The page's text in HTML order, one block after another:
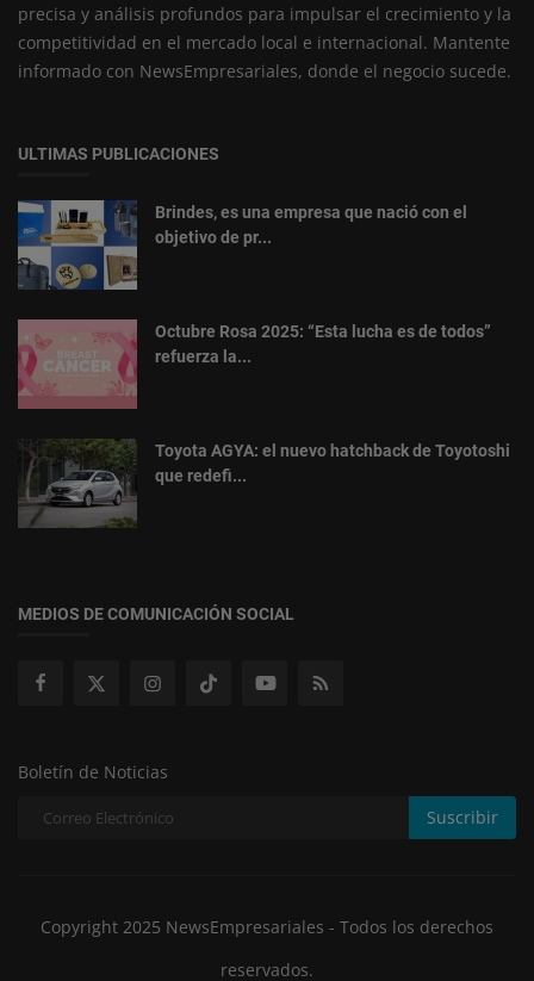
precisa y análisis profundos para impulsar el crecimiento y la
competitividad en el mercado local e internacional. Mantente
informado con NewsEmpresariales, donde el negocio sucede.
ULTIMAS PUBLICACIONES
Brindes, es una empresa que nació con el
objetivo de pr...
Octubre Rosa 2025: “Esta lucha es de todos”
refuerza la...
Toyota AGYA: el nuevo hatchback de Toyotoshi
que redefi...
MEDIOS DE COMUNICACIÓN SOCIAL
Boletín de Noticias
Suscribir
Copyright 2025 NewsEmpresariales - Todos los derechos
reservados.